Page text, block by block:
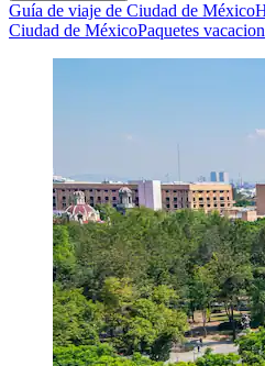
Guía de viaje de Ciudad de México
Ciudad de MéxicoPaquetes